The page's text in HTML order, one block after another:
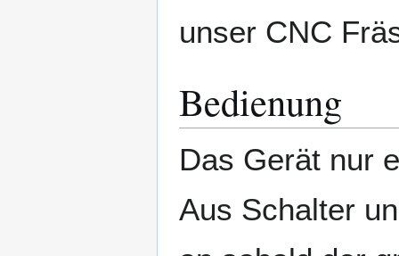
unser CNC
Bedienung
Das Gerät nur
Aus Schalter